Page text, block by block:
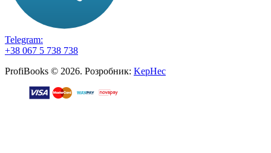
Telegram:
+38 067 5 738 738
ProfiBooks © 2026. Розробник: KepHec